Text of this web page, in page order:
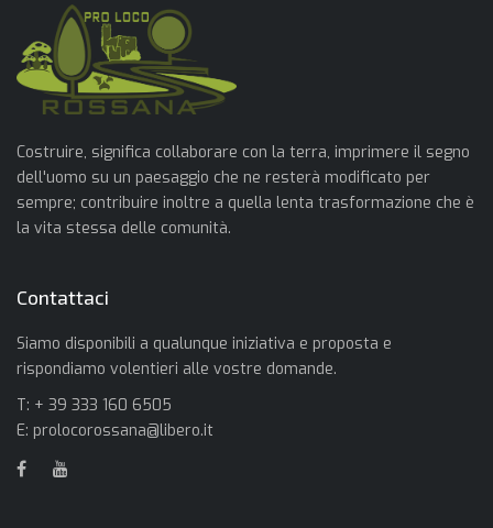
Costruire, significa collaborare con la terra, imprimere il segno
dell'uomo su un paesaggio che ne resterà modificato per
sempre; contribuire inoltre a quella lenta trasformazione che è
la vita stessa delle comunità.
Contattaci
Siamo disponibili a qualunque iniziativa e proposta e
rispondiamo volentieri alle vostre domande.
T: + 39 333 160 6505
E: prolocorossana@libero.it